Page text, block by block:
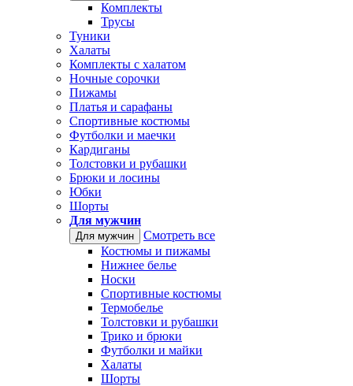
Комплекты
Трусы
Туники
Халаты
Комплекты с халатом
Ночные сорочки
Пижамы
Платья и сарафаны
Спортивные костюмы
Футболки и маечки
Кардиганы
Толстовки и рубашки
Брюки и лосины
Юбки
Шорты
Для мужчин
Для мужчин
Смотреть все
Костюмы и пижамы
Нижнее белье
Носки
Спортивные костюмы
Термобелье
Толстовки и рубашки
Трико и брюки
Футболки и майки
Халаты
Шорты